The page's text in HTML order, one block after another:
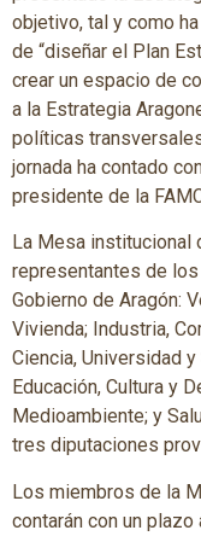
objetivo, tal y como
de “diseñar el Plan
crear un espacio de
a la Estrategia
políticas
jornada ha contado
presidente de la
La Mesa
representantes de
Gobierno de Aragón:
Vivienda; Industria,
Ciencia, Universidad
Educación, Cultura y
Medioambiente; y
tres diputaciones
Los miembros de la
contarán con un